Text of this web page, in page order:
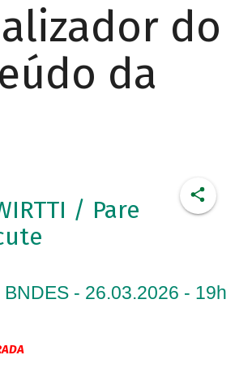
do
da
/ Pare
- 26.03.2026 - 19h